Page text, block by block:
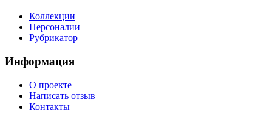
Коллекции
Персоналии
Рубрикатор
Информация
О проекте
Написать отзыв
Контакты